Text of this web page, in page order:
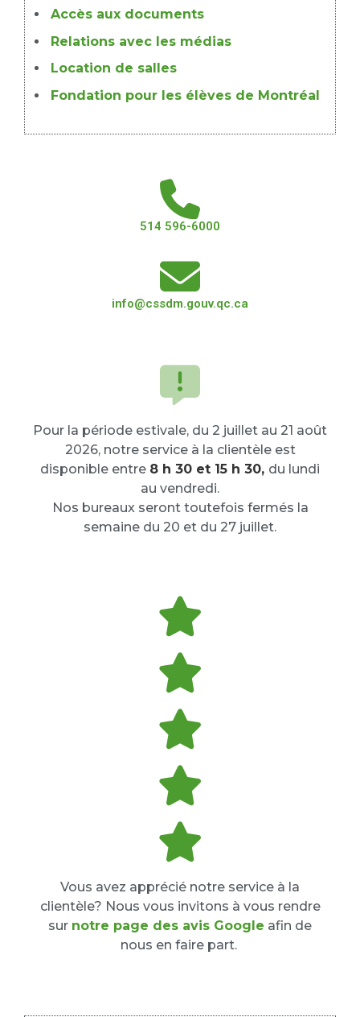
Accès aux documents
Relations avec les médias
Location de salles
Fondation pour les élèves de Montréal
514 596-6000
info@cssdm.gouv.qc.ca
Pour la période estivale, du 2 juillet au 21 août
2026, notre service à la clientèle est
disponible entre 8 h 30 et 15 h 30, du lundi
au vendredi.
Nos bureaux seront toutefois fermés la
semaine du 20 et du 27 juillet.
Vous avez apprécié notre service à la
clientèle? Nous vous invitons à vous rendre
sur notre page des avis Google afin de
nous en faire part.